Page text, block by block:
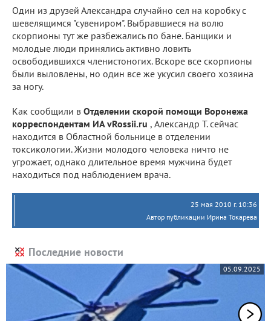
Один из друзей Александра случайно сел на коробку с
шевелящимся "сувениром". Выбравшиеся на волю
скорпионы тут же разбежались по бане. Банщики и
молодые люди принялись активно ловить
освободившихся членистоногих. Вскоре все скорпионы
были выловлены, но один все же укусил своего хозяина
за ногу.
Как сообщили в Отделении скорой помощи Воронежа
корреспондентам ИА vRossii.ru , Александр Т. сейчас
находится в Областной больнице в отделении
токсикологии. Жизни молодого человека ничто не
угрожает, однако длительное время мужчина будет
находиться под наблюдением врача.
25 мая 2010 г. 10:36
Автор публикации Ирина Токарева
Последние новости
05.09.2025